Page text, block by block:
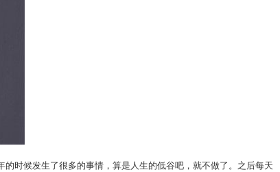
时候发生了很多的事情，算是人生的低谷吧，就不做了。之后每天